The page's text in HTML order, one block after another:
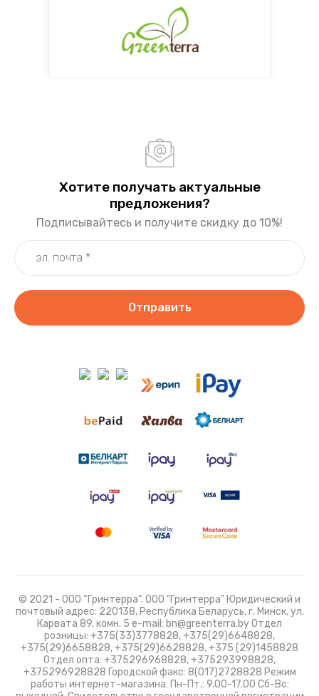
Хотите получать актуальные
предложения?
Подписывайтесь и получите скидку до 10%!
Отправить
© 2021 - ООО “Гринтерра”. ООО "Гринтерра" Юридический и
почтовый адрес: 220138, Республика Беларусь, г. Минск, ул.
Карвата 89, комн. 5 e-mail: bn@greenterra.by Отдел
розницы: +375(33)3778828, +375(29)6648828,
+375(29)6658828, +375(29)6628828, +375 (29)1458828
Отдел опта: +375296968828, +375293998828,
+375296928828 Городской факс: 8(017)2728828 Режим
работы интернет-магазина: Пн-Пт.: 9.00-17.00 Сб-Вс: